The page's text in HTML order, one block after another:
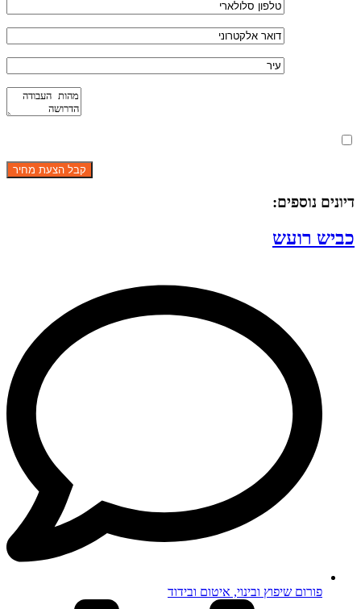
דיונים נוספים:
כביש רועש
פורום שיפוץ ובינוי, איטום ובידוד